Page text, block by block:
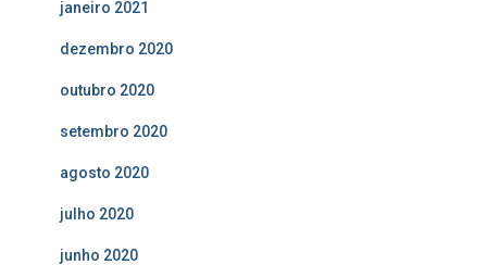
janeiro 2021
dezembro 2020
outubro 2020
setembro 2020
agosto 2020
julho 2020
junho 2020